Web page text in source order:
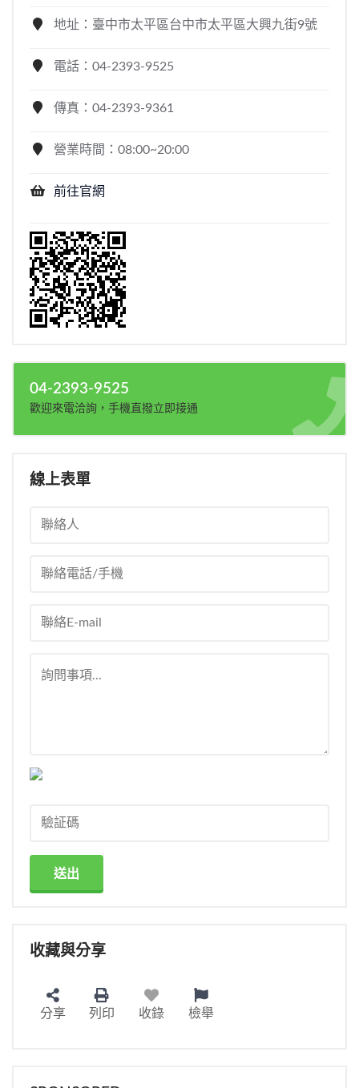
地址：臺中市太平區台中市太平區大興九街9號
電話：04-2393-9525
傳真：04-2393-9361
營業時間：08:00~20:00
前往官網
04-2393-9525
歡迎來電洽詢，手機直撥立即接通
線上表單
送出
收藏與分享
分享 列印 收錄 檢舉